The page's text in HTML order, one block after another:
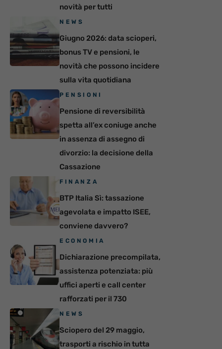
novità per tutti
NEWS
Giugno 2026: data scioperi,
bonus TV e pensioni, le
novità che possono incidere
sulla vita quotidiana
PENSIONI
Pensione di reversibilità
spetta all’ex coniuge anche
in assenza di assegno di
divorzio: la decisione della
Cassazione
FINANZA
BTP Italia Sì: tassazione
agevolata e impatto ISEE,
conviene davvero?
ECONOMIA
Dichiarazione precompilata,
assistenza potenziata: più
uffici aperti e call center
rafforzati per il 730
NEWS
Sciopero del 29 maggio,
trasporti a rischio in tutta